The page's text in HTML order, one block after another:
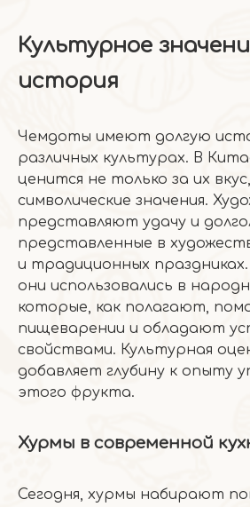
Культурное
история
Чемдоты имеют долгую
различных культурах. В
ценится не только за их
символические значения.
представляют удачу и
представленные в
и ​​традиционных
они использовались в
которые, как полагают,
пищеварении и обладают
свойствами. Культурная
добавляет глубину к опыту
этого фрукта.
Хурмы в современной
Сегодня, хурмы набирают